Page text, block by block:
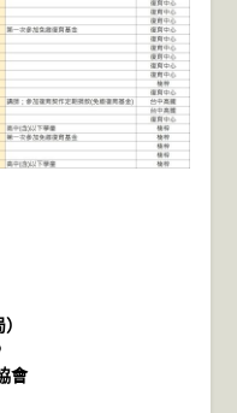
會